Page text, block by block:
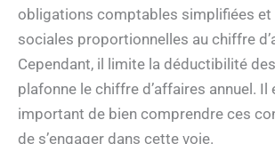
obligations comptables simplifiées et
sociales proportionnelles au chiffre
Cependant, il limite la déductibilité
plafonne le chiffre d’affaires annuel. Il
important de bien comprendre ces
de s’engager dans cette voie.